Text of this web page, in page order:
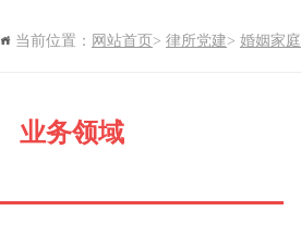
律所期刊
当前位置： 网站首页 > 律所党建> 婚姻家庭
业务领域